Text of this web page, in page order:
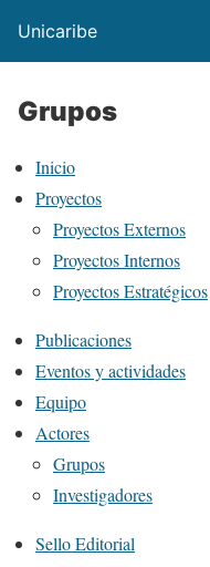
Unicaribe
Grupos
Inicio
Proyectos
Proyectos Externos
Proyectos Internos
Proyectos Estratégicos
Publicaciones
Eventos y actividades
Equipo
Actores
Grupos
Investigadores
Sello Editorial